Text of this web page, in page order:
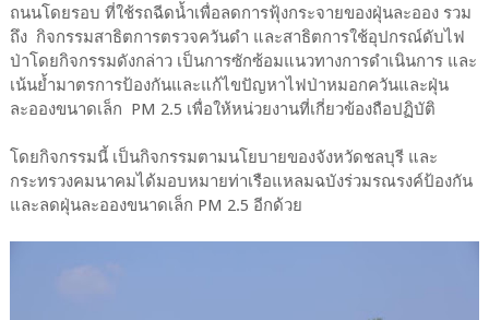
ถนนโดยรอบ ที่ใช้รถฉีดน้ำเพื่อลดการฟุ้งกระจายของฝุ่นละออง รวม
ถึง กิจกรรมสาธิตการตรวจควันดำ และสาธิตการใช้อุปกรณ์ดับไฟ
ป่าโดยกิจกรรมดังกล่าว เป็นการซักซ้อมแนวทางการดำเนินการ และ
เน้นย้ำมาตรการป้องกันและแก้ไขปัญหาไฟป่าหมอกควันและฝุ่น
ละอองขนาดเล็ก PM 2.5 เพื่อให้หน่วยงานที่เกี่ยวข้องถือปฏิบัติ
โดยกิจกรรมนี้ เป็นกิจกรรมตามนโยบายของจังหวัดชลบุรี และ
กระทรวงคมนาคมได้มอบหมายท่าเรือแหลมฉบังร่วมรณรงค์ป้องกัน
และลดฝุ่นละอองขนาดเล็ก PM 2.5 อีกด้วย